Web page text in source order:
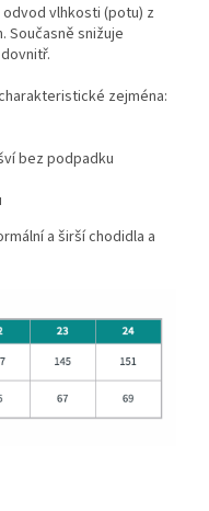
vlhkosti (potu) z
Současně snižuje
zejména:
bez podpadku
a širší chodidla a